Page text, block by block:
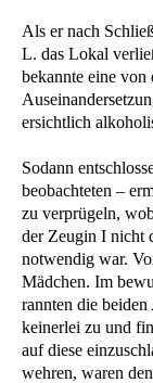
Als er nach
L. das Lokal
bekannte eine von
ersichtlich
Sodann
beobachteten –
zu verprügeln,
der Zeugin I nicht
notwendig war.
Mädchen. Im
rannten die
keinerlei zu und
auf diese
wehren, waren